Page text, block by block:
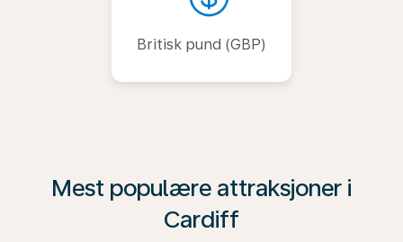
Britisk pund (GBP)
Mest populære attraksjoner i
Cardiff